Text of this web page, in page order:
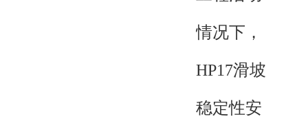
情况下，
HP17滑坡
稳定性安